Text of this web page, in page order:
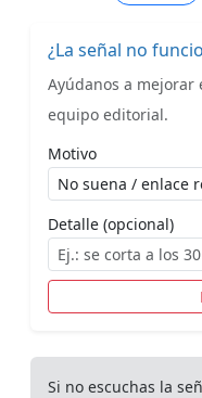
¿La señal no
Ayúdanos a mejorar
equipo editorial.
Motivo
Detalle (opcional)
Si no escuchas la